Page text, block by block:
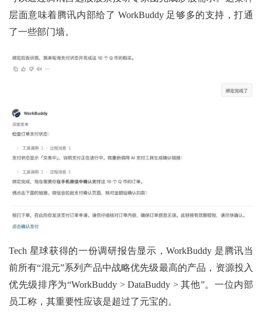
层面意味着腾讯内部给了 WorkBuddy 足够多的支持，打通
了一些部门墙。
Tech 星球获得的一份调研报告显示，WorkBuddy 是腾讯当
前所有“混元”系列产品中战略优先级最高的产品，资源投入
优先级排序为“WorkBuddy > DataBuddy > 其他”。一位内部
员工称，其重要性应该是超过了元宝的。